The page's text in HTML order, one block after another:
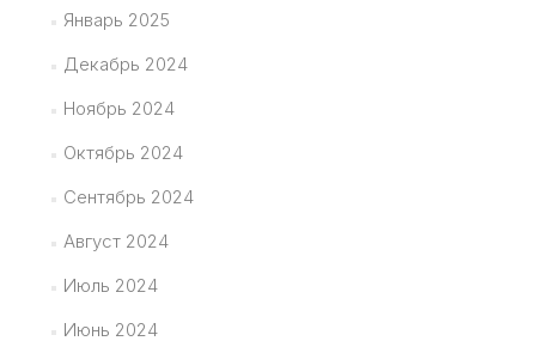
Январь 2025
Декабрь 2024
Ноябрь 2024
Октябрь 2024
Сентябрь 2024
Август 2024
Июль 2024
Июнь 2024